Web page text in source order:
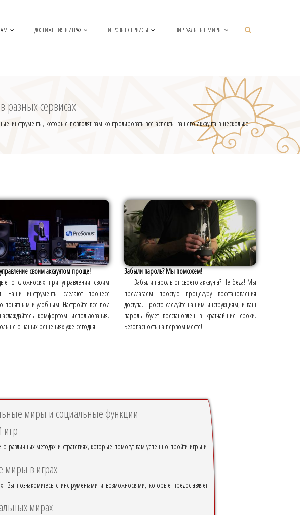
ДОСТИЖЕНИЯ В ИГРАХ ИГРОВЫЕ СЕРВИСЫ ВИРТУАЛЬНЫЕ МИРЫ
разных сервисах
которые позволят вам контролировать все аспекты вашего аккаунта в несколько
своим аккаунтом проще!
о сложностях при управлении своим
Наши инструменты сделают процесс
понятным и удобным. Настройте всё под
комфортом использования.
о наших решениях уже сегодня!
Забыли пароль? Мы поможем!
Забыли пароль от своего аккаунта? Не беда! Мы
предлагаем простую процедуру восстановления
доступа. Просто следуйте нашим инструкциям, и ваш
пароль будет восстановлен в кратчайшие сроки.
Безопасность на первом месте!
миры и социальные функции
игр
различных методах и стратегиях, которые помогут вам успешно пройти игры и
миры в играх
познакомитесь с инструментами и возможностями, которые предоставляет
мирах